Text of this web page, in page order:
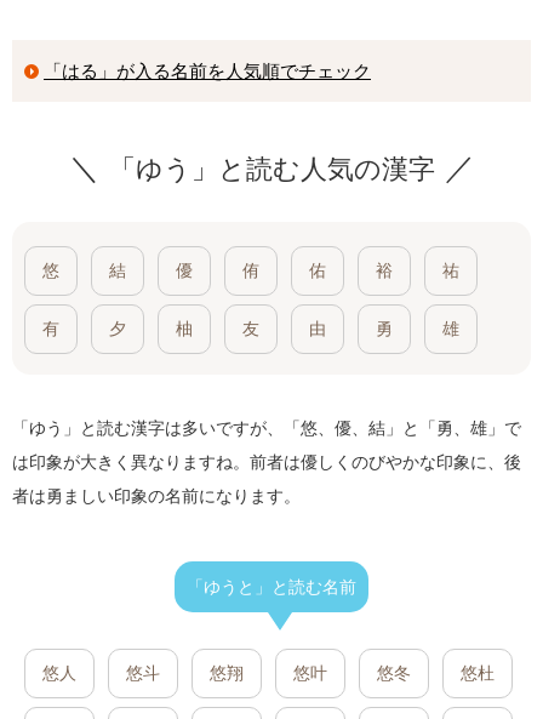
「はる」が入る名前を人気順でチェック
「ゆう」と読む人気の漢字
悠 結 優 侑 佑 裕 祐
有 夕 柚 友 由 勇 雄
「ゆう」と読む漢字は多いですが、「悠、優、結」と「勇、雄」で
は印象が大きく異なりますね。前者は優しくのびやかな印象に、後
者は勇ましい印象の名前になります。
「ゆうと」と読む名前
悠人 悠斗 悠翔 悠叶 悠冬 悠杜